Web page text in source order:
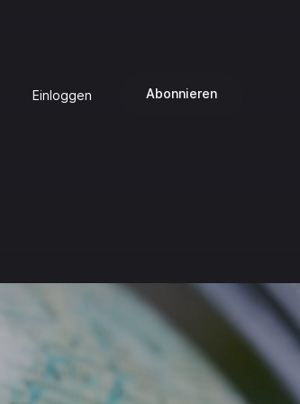
Einloggen Abonnieren